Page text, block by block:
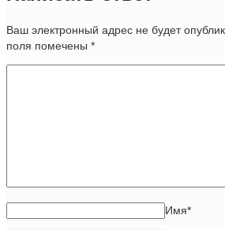
Ваш электронный адрес не будет
поля помечены *
Имя*